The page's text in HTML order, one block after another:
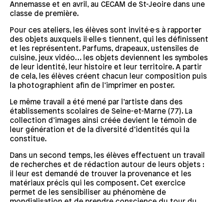
Annemasse et en avril, au CECAM de St-Jeoire dans une
classe de première.
Pour ces ateliers, les élèves sont invité·e·s à rapporter
des objets auxquels il·elle·s tiennent, qui les définissent
et les représentent. Parfums, drapeaux, ustensiles de
cuisine, jeux vidéo… les objets deviennent les symboles
de leur identité, leur histoire et leur territoire. A partir
de cela, les élèves créent chacun leur composition puis
la photographient afin de l’imprimer en poster.
Le même travail a été mené par l’artiste dans des
établissements scolaires de Seine-et-Marne (77). La
collection d’images ainsi créée devient le témoin de
leur génération et de la diversité d’identités qui la
constitue.
Dans un second temps, les élèves effectuent un travail
de recherches et de rédaction autour de leurs objets :
il leur est demandé de trouver la provenance et les
matériaux précis qui les composent. Cet exercice
permet de les sensibiliser au phénomène de